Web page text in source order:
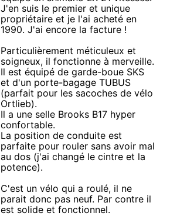
J'en suis le premier et unique
propriétaire et je l'ai acheté en
1990. J'ai encore la facture !
Particulièrement méticuleux et
soigneux, il fonctionne à merveille.
Il est équipé de garde-boue SKS
et d'un porte-bagage TUBUS
(parfait pour les sacoches de vélo
Ortlieb).
Il a une selle Brooks B17 hyper
confortable.
La position de conduite est
parfaite pour rouler sans avoir mal
au dos (j'ai changé le cintre et la
potence).
C'est un vélo qui a roulé, il ne
parait donc pas neuf. Par contre il
est solide et fonctionnel.